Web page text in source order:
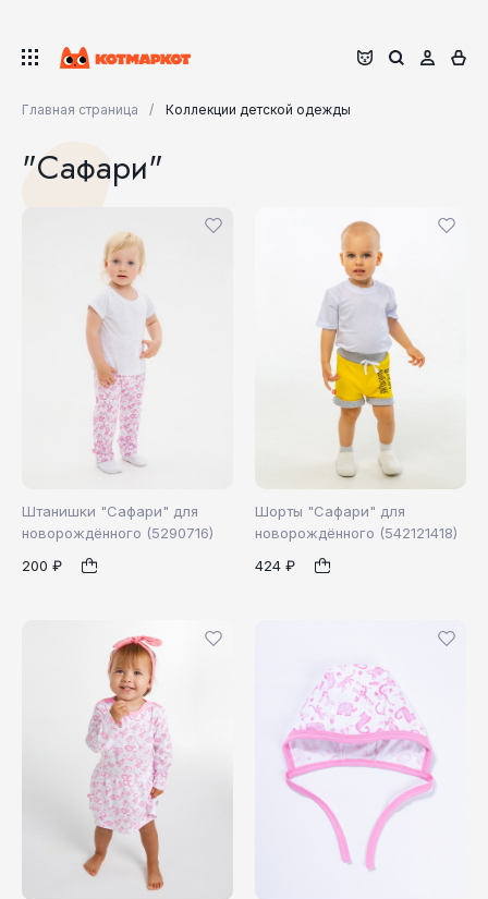
Главная страница Коллекции детской одежды
"Сафари"
Штанишки "Сафари" для
новорождённого (5290716)
200 ₽
92
Шорты "Сафари" для
новорождённого (542121418)
424 ₽
74 80